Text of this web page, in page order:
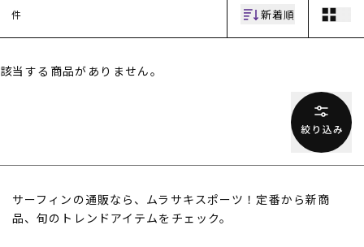
ブランド一覧
ー
お問い合わせ
ニュース
件 新着順
該当する商品がありません。
サーフィンの通販なら、ムラサキスポーツ！定番から新商
品、旬のトレンドアイテムをチェック。